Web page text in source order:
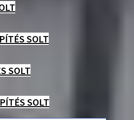
SOLT
SOLT
SOLT